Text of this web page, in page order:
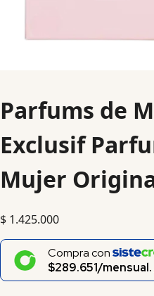
Parfums de
Exclusif
Mujer
$ 1.425.000
Compra con
$289.651/mensual.